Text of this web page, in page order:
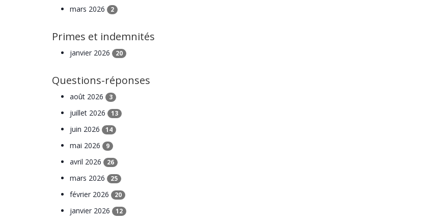
mars 2026 2
Primes et indemnités
janvier 2026 20
Questions-réponses
août 2026 3
juillet 2026 13
juin 2026 14
mai 2026 9
avril 2026 26
mars 2026 25
février 2026 20
janvier 2026 12